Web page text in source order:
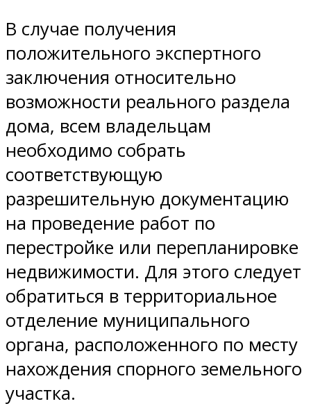
В случае получения
положительного экспертного
заключения относительно
возможности реального раздела
дома, всем владельцам
необходимо собрать
соответствующую
разрешительную документацию
на проведение работ по
перестройке или перепланировке
недвижимости. Для этого следует
обратиться в территориальное
отделение муниципального
органа, расположенного по месту
нахождения спорного земельного
участка.